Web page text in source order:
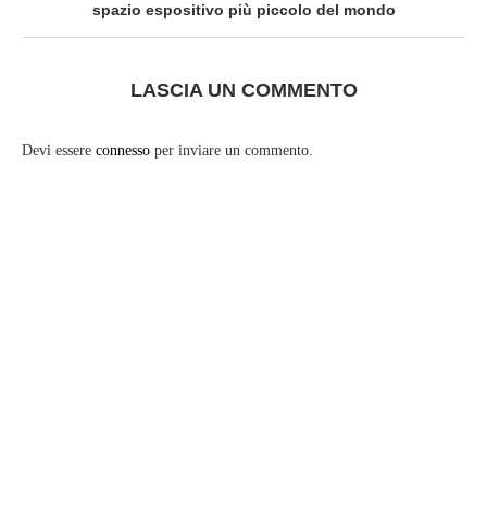
spazio espositivo più piccolo del mondo
LASCIA UN COMMENTO
Devi essere connesso per inviare un commento.